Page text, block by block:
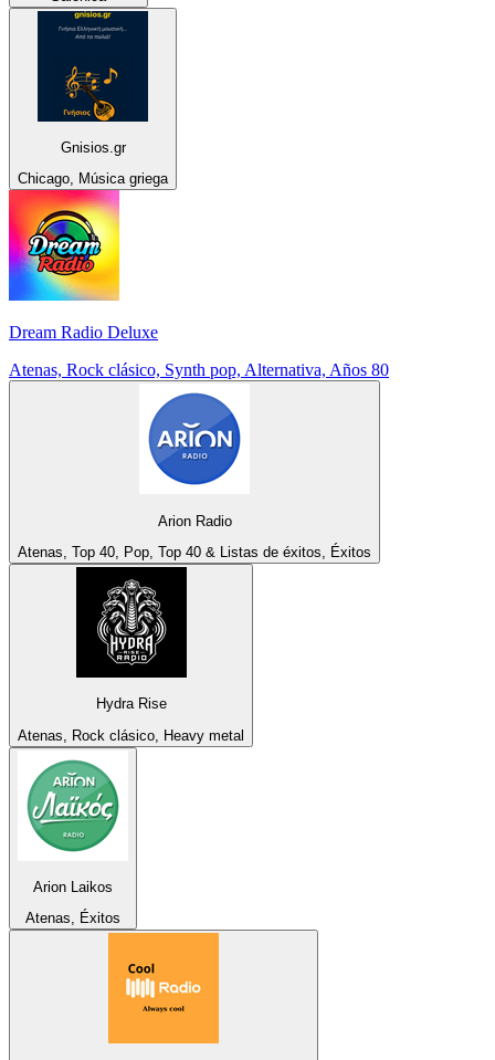
Gnisios.gr
Chicago, Música griega
Dream Radio Deluxe
Atenas, Rock clásico, Synth pop, Alternativa, Años 80
Arion Radio
Atenas, Top 40, Pop, Top 40 & Listas de éxitos, Éxitos
Hydra Rise
Atenas, Rock clásico, Heavy metal
Arion Laikos
Atenas, Éxitos